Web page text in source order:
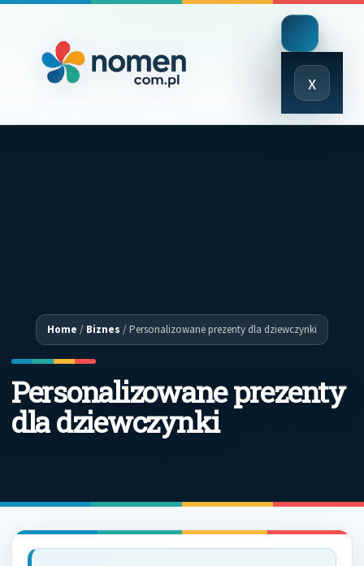
x
Close
Menu
Home / Biznes /Personalizowane prezenty dla dziewczynki
Personalizowane prezenty
dla dziewczynki